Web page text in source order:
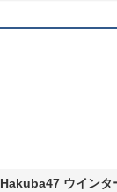
Hakuba47 ウインタ